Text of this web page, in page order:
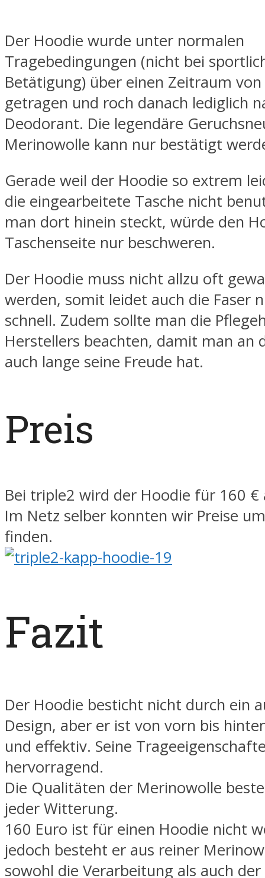
Der Hoodie wurde unter normalen
Tragebedingungen (nicht bei
Betätigung) über einen Zeitraum
getragen und roch danach lediglich
Deodorant. Die legendäre
Merinowolle kann nur bestätigt
Gerade weil der Hoodie so extrem
die eingearbeitete Tasche nicht
man dort hinein steckt, würde den
Taschenseite nur beschweren.
Der Hoodie muss nicht allzu oft
werden, somit leidet auch die Faser
schnell. Zudem sollte man die
Herstellers beachten, damit man an
auch lange seine Freude hat.
Preis
Bei triple2 wird der Hoodie für 160 €
Im Netz selber konnten wir Preise
finden.
Fazit
Der Hoodie besticht nicht durch ein
Design, aber er ist von vorn bis
und effektiv. Seine
hervorragend.
Die Qualitäten der Merinowolle
jeder Witterung.
160 Euro ist für einen Hoodie nicht
jedoch besteht er aus reiner
sowohl die Verarbeitung als auch